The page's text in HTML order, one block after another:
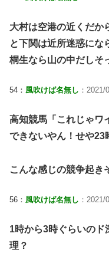
大村は空港の近くだか
と下関は近所迷惑にな
桐生なら山の中だしそ
54： 風吹けば名無し ：
高知競馬「これじゃワ
できないやん！せや23
こんな感じの競争起き
56： 風吹けば名無し ：
1時から3時ぐらいのド
理？